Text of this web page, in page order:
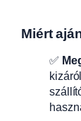
Miért
✅